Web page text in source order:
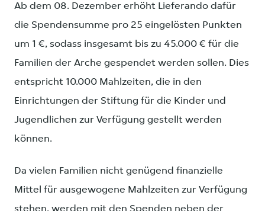
Ab dem 08. Dezember erhöht Lieferando dafür
die Spendensumme pro 25 eingelösten Punkten
um 1 €, sodass insgesamt bis zu 45.000 € für die
Familien der Arche gespendet werden sollen. Dies
entspricht 10.000 Mahlzeiten, die in den
Einrichtungen der Stiftung für die Kinder und
Jugendlichen zur Verfügung gestellt werden
können.
Da vielen Familien nicht genügend finanzielle
Mittel für ausgewogene Mahlzeiten zur Verfügung
stehen, werden mit den Spenden neben der